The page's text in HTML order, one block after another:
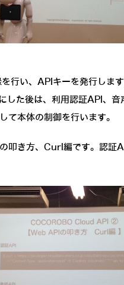
を行い、APIキーを発行しま
した後は、利用認証API、音
て本体の制御を行います。
叩き方、Curl編です。認証